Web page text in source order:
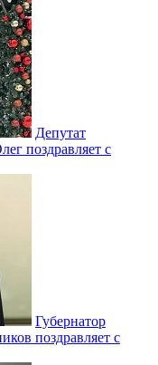
Депутат
поздравляет с
Губернатор
поздравляет с